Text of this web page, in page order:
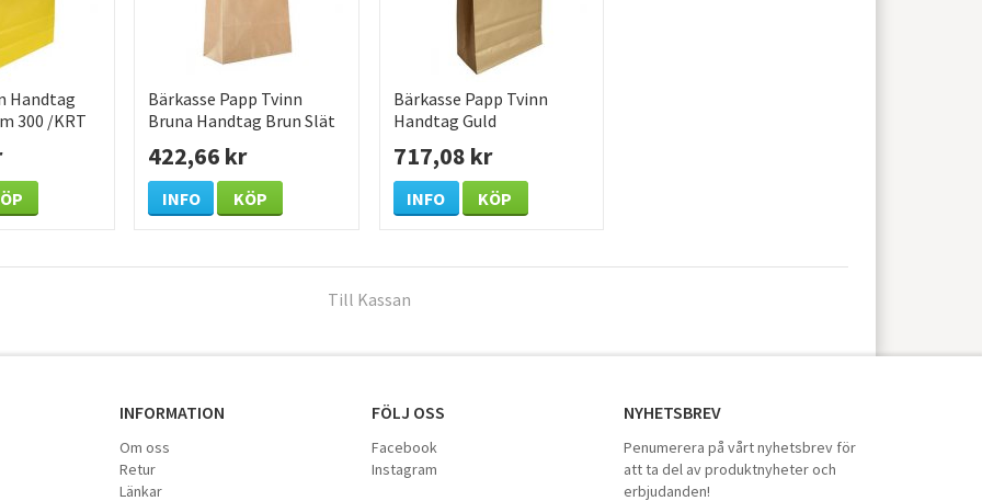
Handtag
300 /KRT
Bärkasse Papp Tvinn
Bruna Handtag Brun Slät
Kraft 180x80x220mm 300
/KRT
422,66 kr
INFO KÖP
Bärkasse Papp Tvinn
Handtag Guld
220x100x310mm 250
/KRT
717,08 kr
INFO KÖP
Till Kassan
INFORMATION
Om oss
Retur
Länkar
FÖLJ OSS
Facebook
Instagram
NYHETSBREV
Penumerera på vårt nyhetsbrev för
att ta del av produktnyheter och
erbjudanden!